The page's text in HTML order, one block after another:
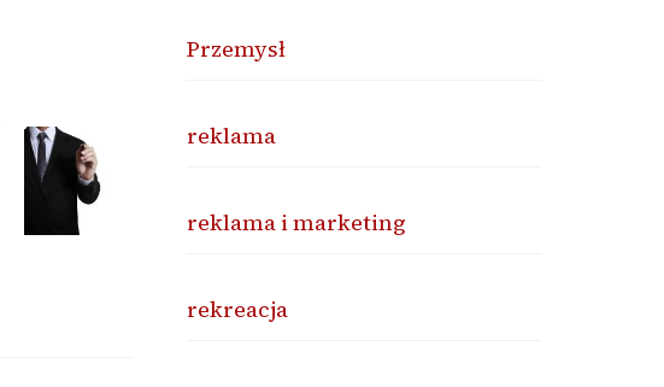
Przemysł
reklama
reklama i marketing
rekreacja